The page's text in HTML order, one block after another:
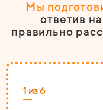
Мы
ответив
правильно
1 из 6